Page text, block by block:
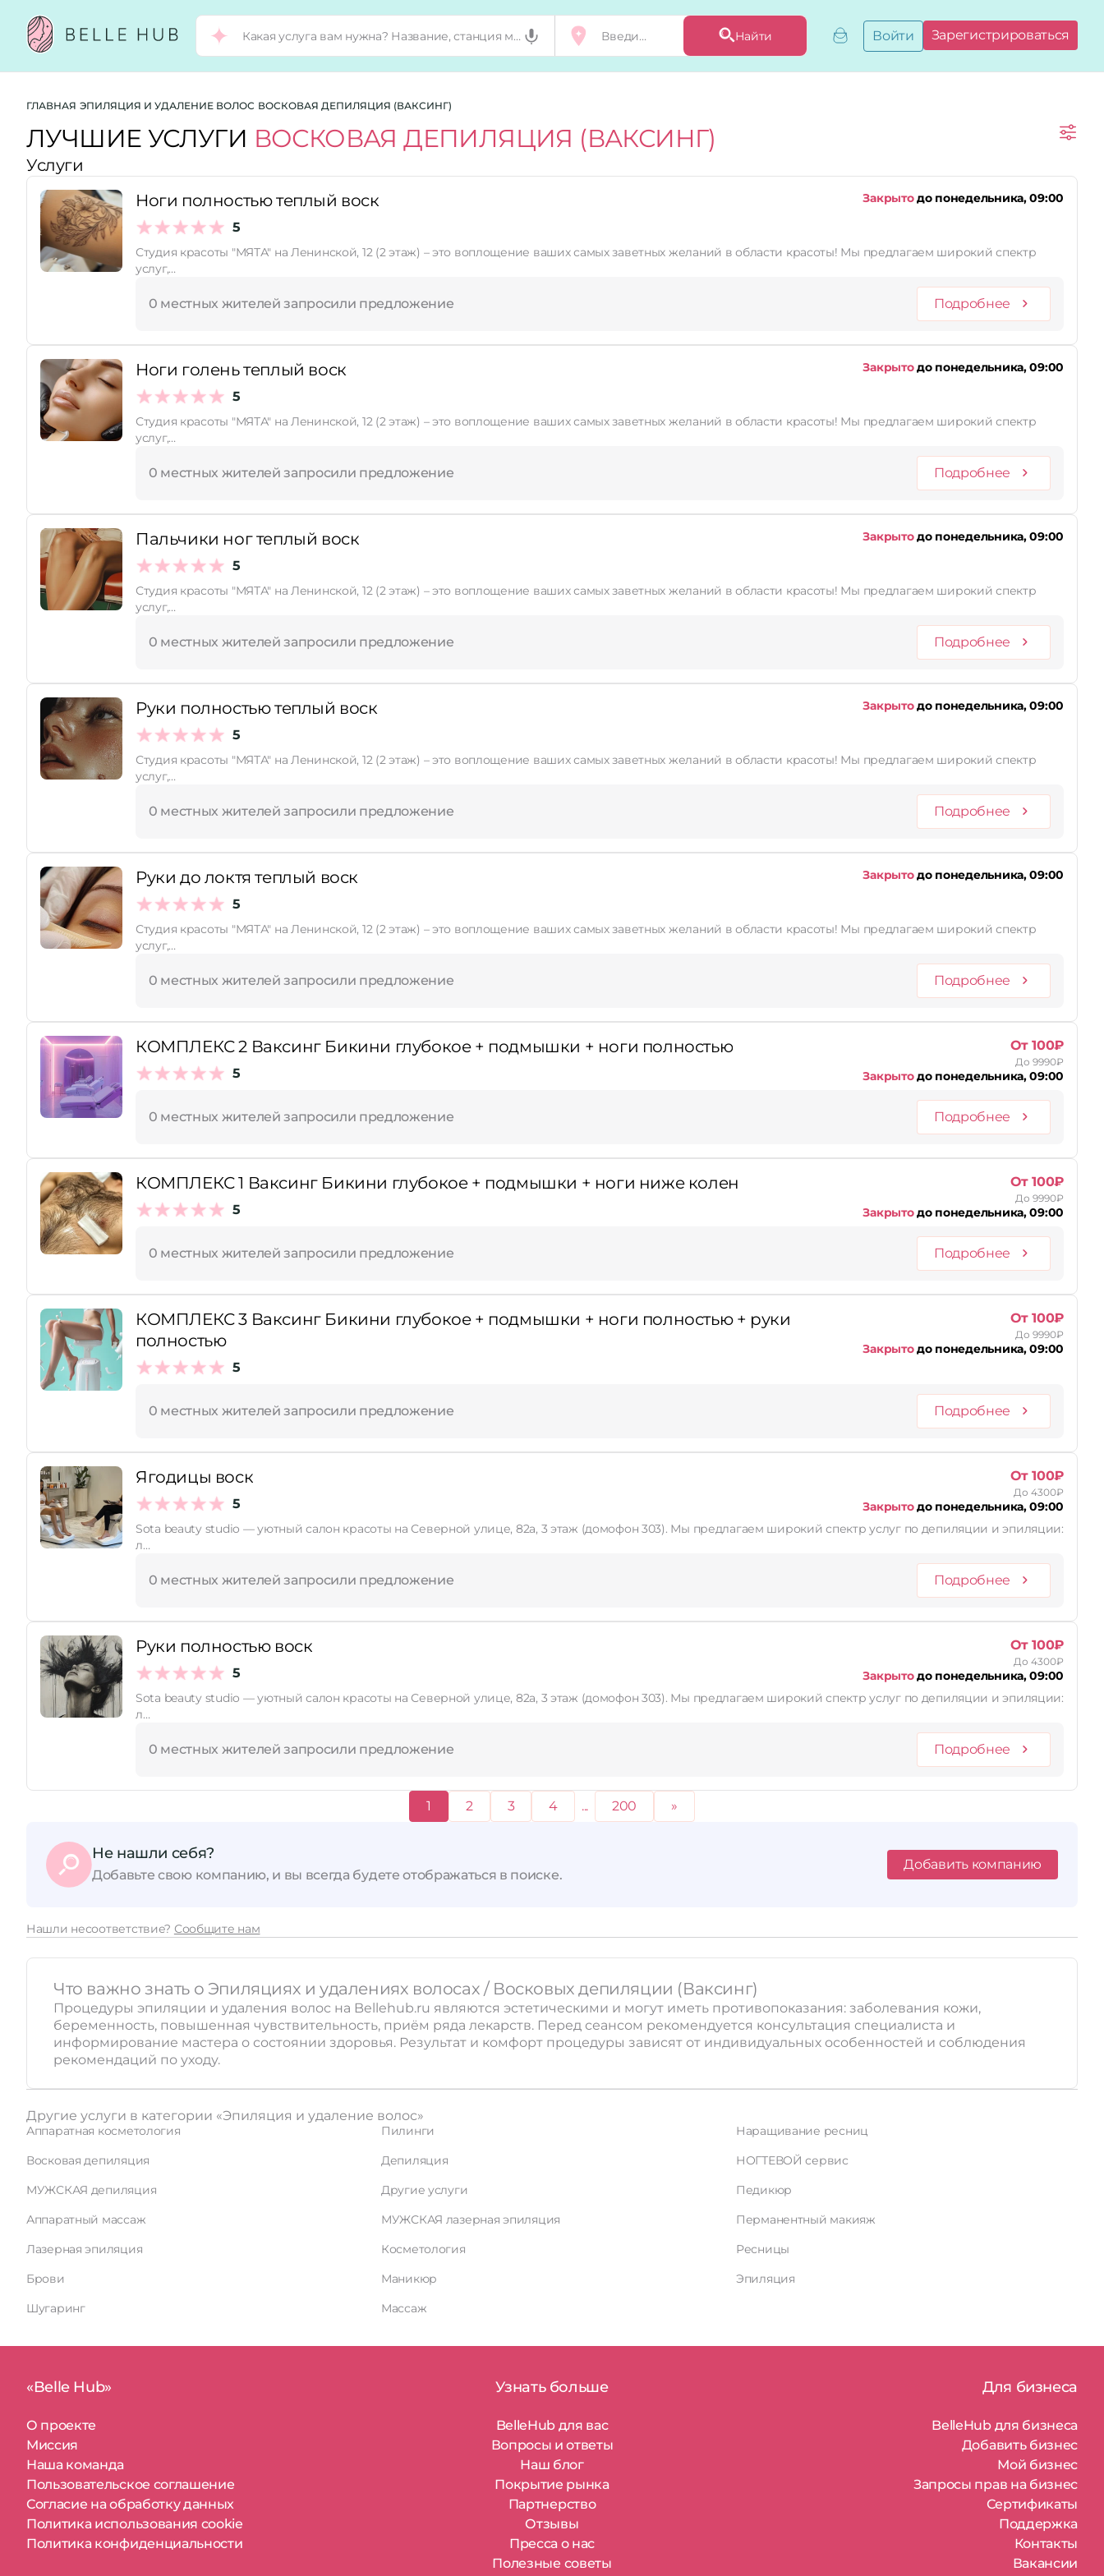
Найти
Добавить,
Сертификаты
Войти Зарегистрироваться
Город:
Категории:
Услуги:
Стоимость услуг:
Принимает сертификаты
Применить
ГЛАВНАЯ ЭПИЛЯЦИЯ И УДАЛЕНИЕ ВОЛОС ВОСКОВАЯ ДЕПИЛЯЦИЯ (ВАКСИНГ)
ЛУЧШИЕ УСЛУГИ ВОСКОВАЯ ДЕПИЛЯЦИЯ (ВАКСИНГ)
Услуги
Ноги полностью теплый воск
5
Закрытодо понедельника, 09:00
Студия красоты "МЯТА" на Ленинской, 12 (2 этаж) – это воплощение ваших самых заветных желаний в области красоты! Мы предлагаем широкий спектр
услуг,…
0 местных жителей запросили предложение Подробнее
Ноги голень теплый воск
5
Закрытодо понедельника, 09:00
Студия красоты "МЯТА" на Ленинской, 12 (2 этаж) – это воплощение ваших самых заветных желаний в области красоты! Мы предлагаем широкий спектр
услуг,…
0 местных жителей запросили предложение Подробнее
Пальчики ног теплый воск
5
Закрытодо понедельника, 09:00
Студия красоты "МЯТА" на Ленинской, 12 (2 этаж) – это воплощение ваших самых заветных желаний в области красоты! Мы предлагаем широкий спектр
услуг,…
0 местных жителей запросили предложение Подробнее
Руки полностью теплый воск
5
Закрытодо понедельника, 09:00
Студия красоты "МЯТА" на Ленинской, 12 (2 этаж) – это воплощение ваших самых заветных желаний в области красоты! Мы предлагаем широкий спектр
услуг,…
0 местных жителей запросили предложение Подробнее
Руки до локтя теплый воск
5
Закрытодо понедельника, 09:00
Студия красоты "МЯТА" на Ленинской, 12 (2 этаж) – это воплощение ваших самых заветных желаний в области красоты! Мы предлагаем широкий спектр
услуг,…
0 местных жителей запросили предложение Подробнее
КОМПЛЕКС 2 Ваксинг Бикини глубокое + подмышки + ноги полностью
5
От 100₽
До 9990₽
Закрытодо понедельника, 09:00
0 местных жителей запросили предложение Подробнее
КОМПЛЕКС 1 Ваксинг Бикини глубокое + подмышки + ноги ниже колен
5
От 100₽
До 9990₽
Закрытодо понедельника, 09:00
0 местных жителей запросили предложение Подробнее
КОМПЛЕКС 3 Ваксинг Бикини глубокое + подмышки + ноги полностью + руки
полностью
5
От 100₽
До 9990₽
Закрытодо понедельника, 09:00
0 местных жителей запросили предложение Подробнее
Ягодицы воск
5
От 100₽
До 4300₽
Закрытодо понедельника, 09:00
Sota beauty studio — уютный салон красоты на Северной улице, 82а, 3 этаж (домофон 303). Мы предлагаем широкий спектр услуг по депиляции и эпиляции:
л…
0 местных жителей запросили предложение Подробнее
Руки полностью воск
5
От 100₽
До 4300₽
Закрытодо понедельника, 09:00
Sota beauty studio — уютный салон красоты на Северной улице, 82а, 3 этаж (домофон 303). Мы предлагаем широкий спектр услуг по депиляции и эпиляции:
л…
0 местных жителей запросили предложение Подробнее
1 2 3 4 ... 200 »
Не нашли себя?
Добавьте свою компанию, и вы всегда будете отображаться в поиске.
Добавить компанию
Нашли несоответствие? Сообщите нам
Что важно знать о Эпиляциях и удалениях волосах / Восковых депиляции (Ваксинг)
Процедуры эпиляции и удаления волос на Bellehub.ru являются эстетическими и могут иметь противопоказания: заболевания кожи,
беременность, повышенная чувствительность, приём ряда лекарств. Перед сеансом рекомендуется консультация специалиста и
информирование мастера о состоянии здоровья. Результат и комфорт процедуры зависят от индивидуальных особенностей и соблюдения
рекомендаций по уходу.
Другие услуги в категории «Эпиляция и удаление волос»
Аппаратная косметология
Восковая депиляция
МУЖСКАЯ депиляция
Аппаратный массаж
Лазерная эпиляция
Брови
Шугаринг
Пилинги
Депиляция
Другие услуги
МУЖСКАЯ лазерная эпиляция
Косметология
Маникюр
Массаж
Наращивание ресниц
НОГТЕВОЙ сервис
Педикюр
Перманентный макияж
Ресницы
Эпиляция
«Belle Hub»
О проекте
Миссия
Наша команда
Пользовательское соглашение
Согласие на обработку данных
Политика использования cookie
Политика конфиденциальности
Узнать больше
BelleHub для вас
Вопросы и ответы
Наш блог
Покрытие рынка
Партнерство
Отзывы
Пресса о нас
Полезные советы
Для бизнеса
BelleHub для бизнеса
Добавить бизнес
Мой бизнес
Запросы прав на бизнес
Сертификаты
Поддержка
Контакты
Вакансии